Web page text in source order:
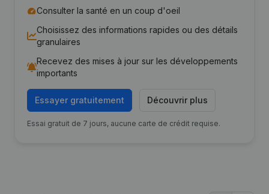
Consulter la santé en un coup d'oeil
Choisissez des informations rapides ou des détails
granulaires
Recevez des mises à jour sur les développements
importants
Essayer gratuitement Découvrir plus
Essai gratuit de 7 jours, aucune carte de crédit requise.